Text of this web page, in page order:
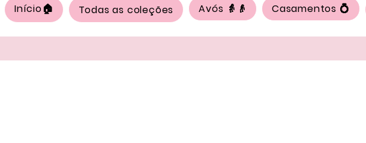
Início🏠 Todas as coleções Avós 👵👴 Casamentos 💍